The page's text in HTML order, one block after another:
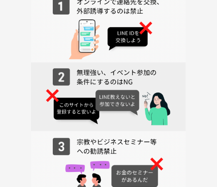
小学生未満のお子様は安全性を加味して参加不可
(小学生以上の方は親子さん同伴でのみ参加可能)
■飲み物はフタ付きのペットボトル推奨でよろしくお願いします。
■初心者の方も参加されますので全員に謙虚な対応をお願い致します。